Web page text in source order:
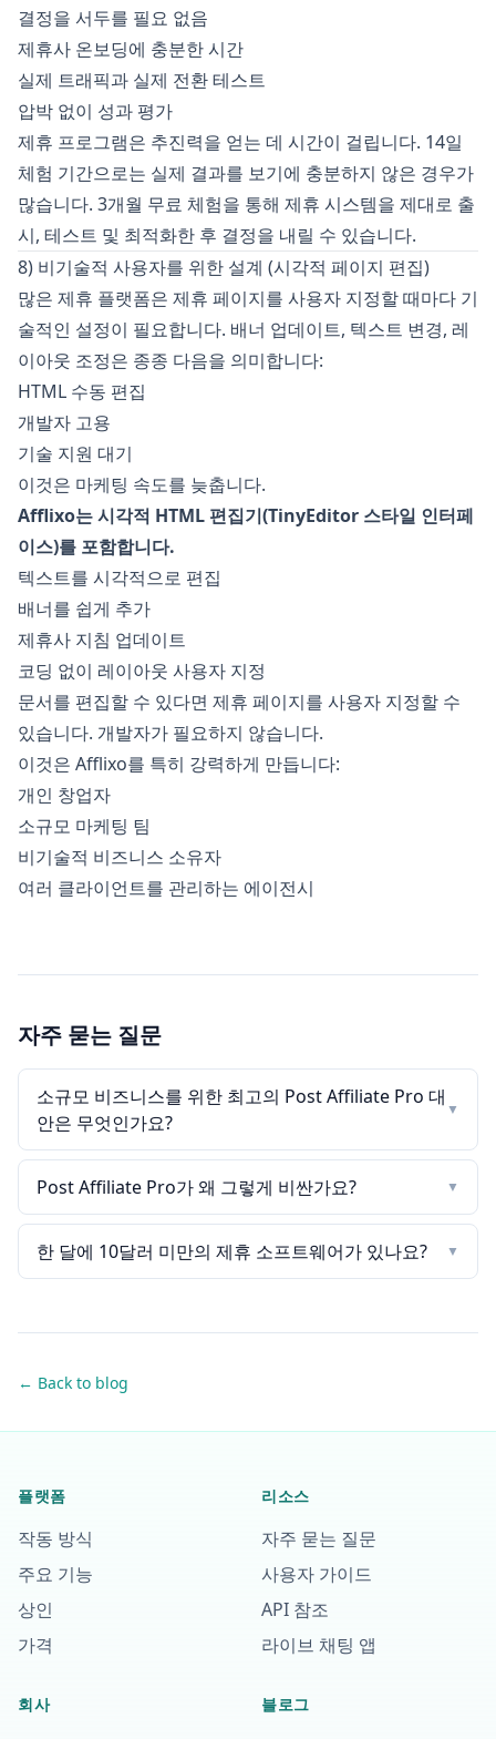
결정을 서두를 필요 없음
제휴사 온보딩에 충분한 시간
실제 트래픽과 실제 전환 테스트
압박 없이 성과 평가
제휴 프로그램은 추진력을 얻는 데 시간이 걸립니다. 14일
체험 기간으로는 실제 결과를 보기에 충분하지 않은 경우가
많습니다. 3개월 무료 체험을 통해 제휴 시스템을 제대로 출
시, 테스트 및 최적화한 후 결정을 내릴 수 있습니다.
8) 비기술적 사용자를 위한 설계 (시각적 페이지 편집)
많은 제휴 플랫폼은 제휴 페이지를 사용자 지정할 때마다 기
술적인 설정이 필요합니다. 배너 업데이트, 텍스트 변경, 레
이아웃 조정은 종종 다음을 의미합니다:
HTML 수동 편집
개발자 고용
기술 지원 대기
이것은 마케팅 속도를 늦춥니다.
Afflixo는 시각적 HTML 편집기(TinyEditor 스타일 인터페
이스)를 포함합니다.
텍스트를 시각적으로 편집
배너를 쉽게 추가
제휴사 지침 업데이트
코딩 없이 레이아웃 사용자 지정
문서를 편집할 수 있다면 제휴 페이지를 사용자 지정할 수
있습니다. 개발자가 필요하지 않습니다.
이것은 Afflixo를 특히 강력하게 만듭니다:
개인 창업자
소규모 마케팅 팀
비기술적 비즈니스 소유자
여러 클라이언트를 관리하는 에이전시
자주 묻는 질문
소규모 비즈니스를 위한 최고의 Post Affiliate Pro 대
안은 무엇인가요?
▼
Post Affiliate Pro가 왜 그렇게 비싼가요? ▼
한 달에 10달러 미만의 제휴 소프트웨어가 있나요? ▼
← Back to blog
플랫폼
작동 방식
주요 기능
상인
가격
리소스
자주 묻는 질문
사용자 가이드
API 참조
라이브 채팅 앱
회사 블로그